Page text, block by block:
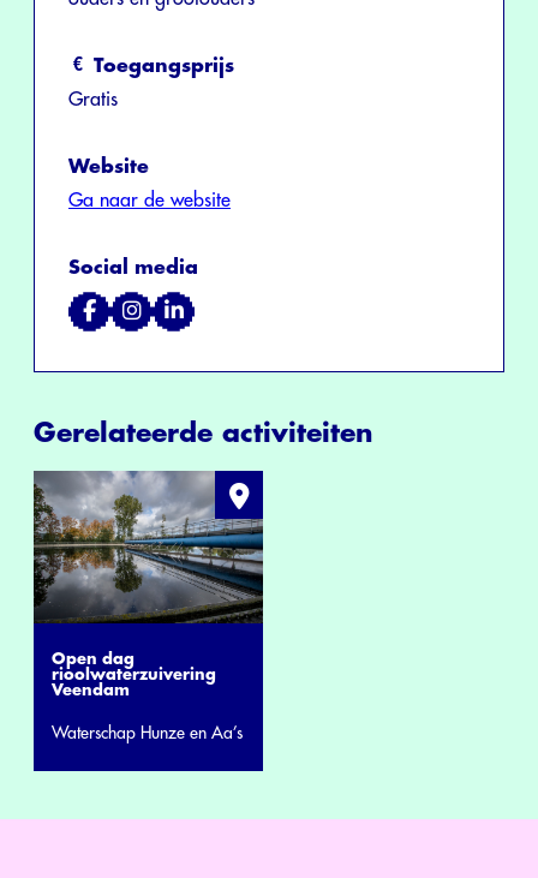
Toegangsprijs
Gratis
Website
Ga naar de website
Social media
Gerelateerde activiteiten
Open dag
rioolwaterzuivering
Veendam
Waterschap Hunze en Aa’s